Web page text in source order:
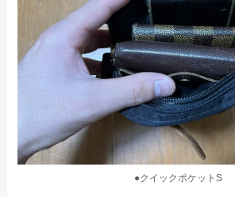
●クイックポケットS